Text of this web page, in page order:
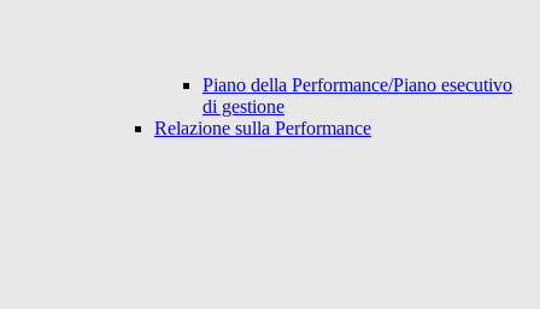
Piano della Performance/Piano esecutivo
di gestione
Relazione sulla Performance